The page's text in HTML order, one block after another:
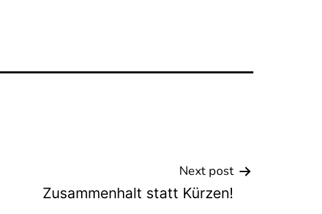
Next post
Zusammenhalt statt Kürzen!